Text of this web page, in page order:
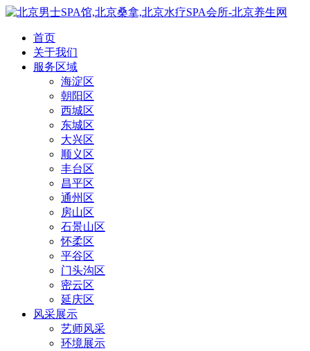
首页
关于我们
服务区域
海淀区
朝阳区
西城区
东城区
大兴区
顺义区
丰台区
昌平区
通州区
房山区
石景山区
怀柔区
平谷区
门头沟区
密云区
延庆区
风采展示
艺师风采
环境展示